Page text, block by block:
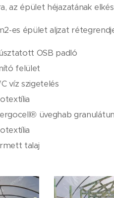
az épület héjazatának
es épület aljzat
OSB padló
felület
víz szigetelés
üveghab
talaj